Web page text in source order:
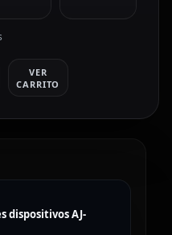
VER
CARRITO
dispositivos AJ-